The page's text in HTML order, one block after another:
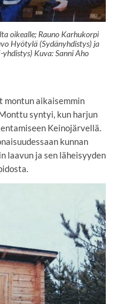
oikealle; Rauno Karhukorpi
Hyötylä (Sydänyhdistys) ja
Kuva: Sanni Aho
montun aikaisemmin
syntyi, kun harjun
Keinojärvellä.
kunnan
laavun ja sen läheisyyden